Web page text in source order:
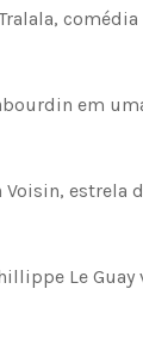
em
estrela
Le Guay